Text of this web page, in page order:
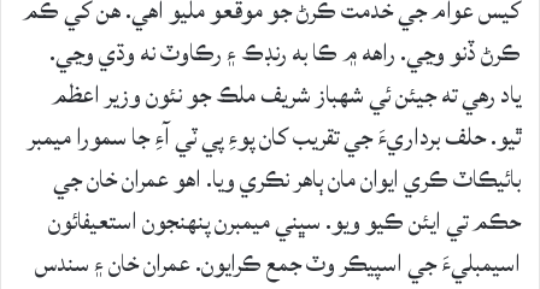
کيس عوام جي خدمت ڪرڻ جو موقعو مليو آهي. هن کي ڪم
ڪرڻ ڏنو وڃي. راهه ۾ ڪا به رنڊڪ ۽ رڪاوٽ نه وڌي وڃي.
ياد رهي ته جيئن ئي شهباز شريف ملڪ جو نئون وزير اعظم
ٿيو. حلف برداريءَ جي تقريب کان پوءِ پي ٽي آءِ جا سمورا ميمبر
بائيڪاٽ ڪري ايوان مان ٻاهر نڪري ويا. اهو عمران خان جي
حڪم تي ايئن ڪيو ويو. سڀني ميمبرن پنهنجون استعيفائون
اسيمبليءَ جي اسپيڪر وٽ جمع ڪرايون. عمران خان ۽ سندس